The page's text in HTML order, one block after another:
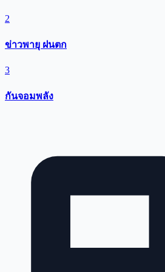
2
ข่าวพายุ ฝนตก
3
กันจอมพลัง